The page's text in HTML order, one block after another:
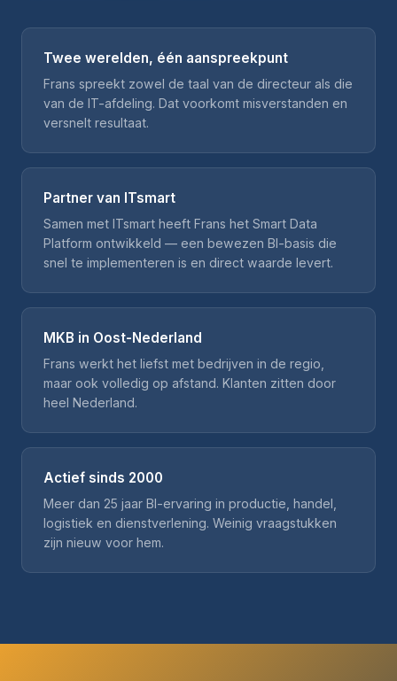
Twee werelden, één aanspreekpunt
Frans spreekt zowel de taal van de directeur als die
van de IT-afdeling. Dat voorkomt misverstanden en
versnelt resultaat.
Partner van ITsmart
Samen met ITsmart heeft Frans het Smart Data
Platform ontwikkeld — een bewezen BI-basis die
snel te implementeren is en direct waarde levert.
MKB in Oost-Nederland
Frans werkt het liefst met bedrijven in de regio,
maar ook volledig op afstand. Klanten zitten door
heel Nederland.
Actief sinds 2000
Meer dan 25 jaar BI-ervaring in productie, handel,
logistiek en dienstverlening. Weinig vraagstukken
zijn nieuw voor hem.